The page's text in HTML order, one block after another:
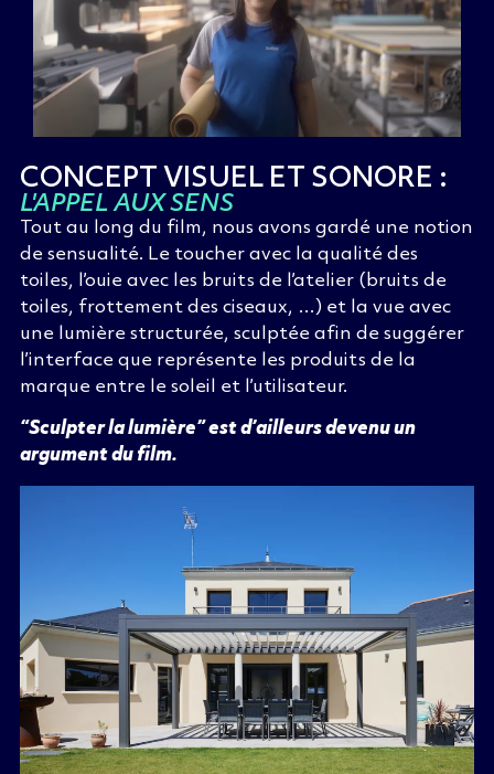
CONCEPT VISUEL ET SONORE :
L'APPEL AUX SENS
Tout au long du film, nous avons gardé une notion
de sensualité. Le toucher avec la qualité des
toiles, l’ouieavec les bruits de l’atelier (bruits de
toiles, frottement des ciseaux, …) et la vue avec
une lumière structurée, sculptée afin de suggérer
l’interface que représente les produits de la
marque entre le soleil et l’utilisateur.
“Sculpter la lumière” est d’ailleurs devenu un
argument du film.